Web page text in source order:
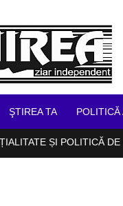
ŞTIREA TA POLITICĂ
ȘI POLITICĂ DE